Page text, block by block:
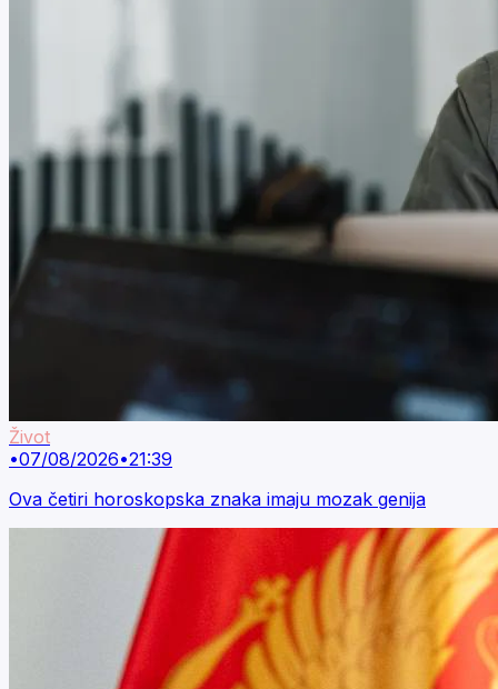
Život
•07/08/2026•21:39
Ova četiri horoskopska znaka imaju mozak genija